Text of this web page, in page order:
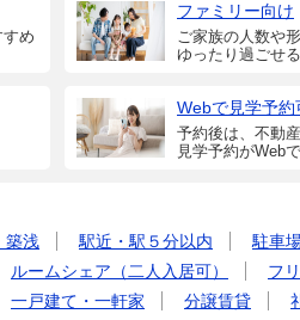
め
ファミリー向け
ご家族の人数や
ゆったり過ごせ
Webで見学予約
予約後は、不動
見学予約がWeb
築浅 駅近・駅５分以内
駐車
ルームシェア（二人入居可） フ
一戸建て・一軒家 分譲賃貸